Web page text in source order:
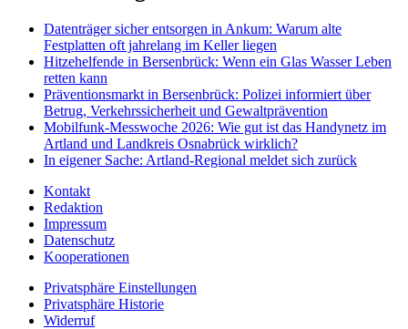
Datenträger sicher entsorgen in Ankum: Warum alte
Festplatten oft jahrelang im Keller liegen
Hitzehelfende in Bersenbrück: Wenn ein Glas Wasser Leben
retten kann
Präventionsmarkt in Bersenbrück: Polizei informiert über
Betrug, Verkehrssicherheit und Gewaltprävention
Mobilfunk-Messwoche 2026: Wie gut ist das Handynetz im
Artland und Landkreis Osnabrück wirklich?
In eigener Sache: Artland-Regional meldet sich zurück
Kontakt
Redaktion
Impressum
Datenschutz
Kooperationen
Privatsphäre Einstellungen
Privatsphäre Historie
Widerruf